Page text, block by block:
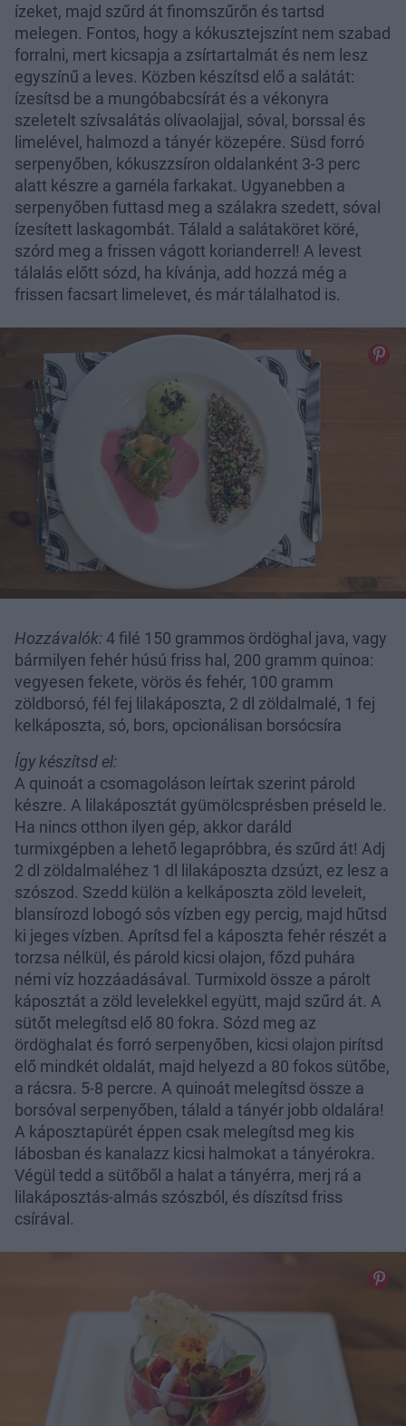
ízeket, majd szűrd át finomszűrőn és tartsd
melegen. Fontos, hogy a kókusztejszínt nem szabad
forralni, mert kicsapja a zsírtartalmát és nem lesz
egyszínű a leves. Közben készítsd elő a salátát:
ízesítsd be a mungóbabcsírát és a vékonyra
szeletelt szívsalátás olívaolajjal, sóval, borssal és
limelével, halmozd a tányér közepére. Süsd forró
serpenyőben, kókuszzsíron oldalanként 3-3 perc
alatt készre a garnéla farkakat. Ugyanebben a
serpenyőben futtasd meg a szálakra szedett, sóval
ízesített laskagombát. Tálald a salátaköret köré,
szórd meg a frissen vágott korianderrel! A levest
tálalás előtt sózd, ha kívánja, add hozzá még a
frissen facsart limelevet, és már tálalhatod is.
Hozzávalók:4 filé 150 grammos ördöghal java, vagy
bármilyen fehér húsú friss hal, 200 gramm quinoa:
vegyesen fekete, vörös és fehér, 100 gramm
zöldborsó, fél fej lilakáposzta, 2 dl zöldalmalé, 1 fej
kelkáposzta, só, bors, opcionálisan borsócsíra
Így készítsd el:
A quinoát a csomagoláson leírtak szerint párold
készre. A lilakáposztát gyümölcsprésben préseld le.
Ha nincs otthon ilyen gép, akkor daráld
turmixgépben a lehető legapróbbra, és szűrd át! Adj
2 dl zöldalmaléhez 1 dl lilakáposzta dzsúzt, ez lesz a
szószod. Szedd külön a kelkáposzta zöld leveleit,
blansírozd lobogó sós vízben egy percig, majd hűtsd
ki jeges vízben. Aprítsd fel a káposzta fehér részét a
torzsa nélkül, és párold kicsi olajon, főzd puhára
némi víz hozzáadásával. Turmixold össze a párolt
káposztát a zöld levelekkel együtt, majd szűrd át. A
sütőt melegítsd elő 80 fokra. Sózd meg az
ördöghalat és forró serpenyőben, kicsi olajon pirítsd
elő mindkét oldalát, majd helyezd a 80 fokos sütőbe,
a rácsra. 5-8 percre. A quinoát melegítsd össze a
borsóval serpenyőben, tálald a tányér jobb oldalára!
A káposztapürét éppen csak melegítsd meg kis
lábosban és kanalazz kicsi halmokat a tányérokra.
Végül tedd a sütőből a halat a tányérra, merj rá a
lilakáposztás-almás szószból, és díszítsd friss
csírával.